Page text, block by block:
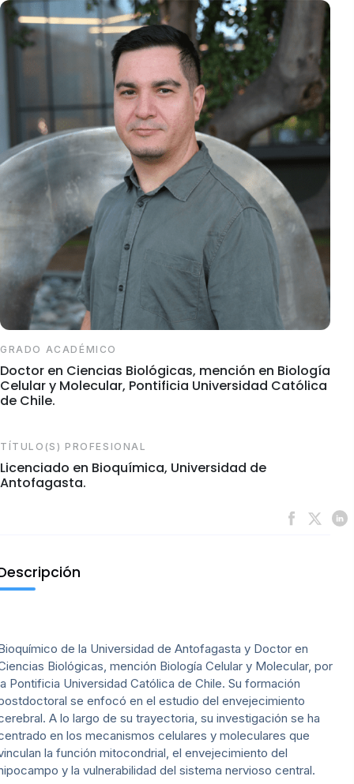
Documentos descargables
Comités Institucionales
GRADO ACADÉMICO
Doctor en Ciencias Biológicas, mención en Biología
Celular y Molecular, Pontificia Universidad Católica
de Chile.
TÍTULO(S) PROFESIONAL
Licenciado en Bioquímica, Universidad de
Antofagasta.
de la Universidad de Antofagasta y Doctor en
Biológicas, mención Biología Celular y Molecular, por
Pontificia Universidad Católica de Chile. Su formación
se enfocó en el estudio del envejecimiento
A lo largo de su trayectoria, su investigación se ha
en los mecanismos celulares y moleculares que
la función mitocondrial, el envejecimiento del
y la vulnerabilidad del sistema nervioso central.